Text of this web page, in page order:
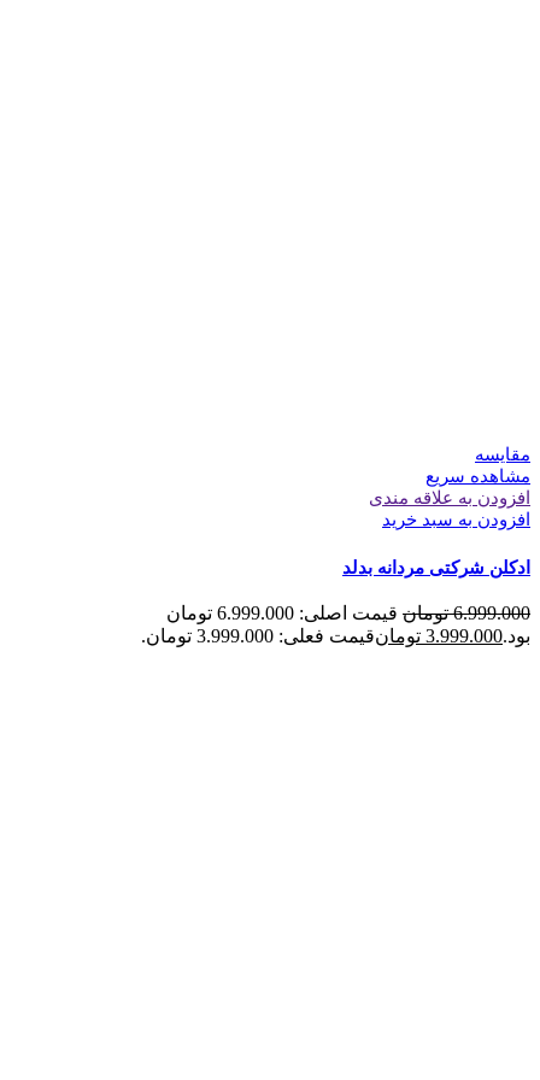
مقایسه
مشاهده سریع
افزودن به علاقه مندی
افزودن به سبد خرید
ادکلن شرکتی مردانه بدلد
6.999.000 تومان
قیمت اصلی: 6.999.000 تومان
بود.3.999.000 تومانقیمت فعلی: 3.999.000 تومان.